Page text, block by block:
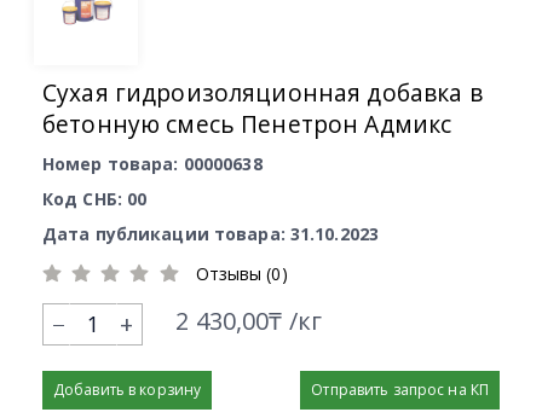
Сухая гидроизоляционная добавка в
бетонную смесь Пенетрон Адмикс
Номер товара: 00000638
Код СНБ: 00
Дата публикации товара: 31.10.2023
Отзывы (0)
+ 2 430,00₸ /кг
Добавить в корзину Отправить запрос на КП